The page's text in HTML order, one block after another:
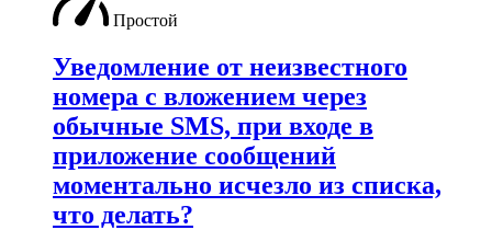
Простой
Уведомление от неизвестного
номера с вложением через
обычные SMS, при входе в
приложение сообщений
моментально исчезло из списка,
что делать?